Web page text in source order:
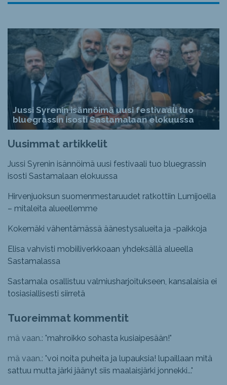
Jussi Syrenin isännöimä uusi festivaali tuo
bluegrassin isosti Sastamalaan elokuussa
Uusimmat artikkelit
Jussi Syrenin isännöimä uusi festivaali tuo bluegrassin
isosti Sastamalaan elokuussa
Hirvenjuoksun suomenmestaruudet ratkottiin Lumijoella
– mitaleita alueellemme
Kokemäki vähentämässä äänestysalueita ja -paikkoja
Elisa vahvisti mobiiliverkkoaan yhdeksällä alueella
Sastamalassa
Sastamala osallistuu valmiusharjoitukseen, kansalaisia ei
tosiasiallisesti siirretä
Tuoreimmat kommentit
mä vaan.: "mahroikko sohasta kusiaipesään!"
mä vaan.: "voi noita puheita ja lupauksia! lupaillaan mitä
sattuu mutta järki jäänyt siis maalaisjärki jonnekki..."